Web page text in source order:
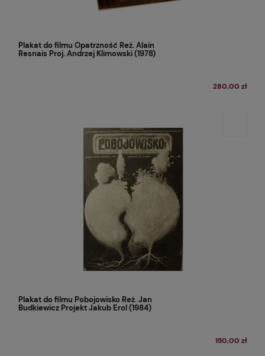
Plakat do filmu Opatrzność Reż. Alain
Resnais Proj. Andrzej Klimowski (1978)
280,00 zł
Plakat do filmu Pobojowisko Reż. Jan
Budkiewicz Projekt Jakub Erol (1984)
150,00 zł